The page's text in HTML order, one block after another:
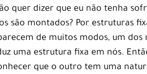
quer dizer que eu não tenha
são montados? Por estruturas
de muitos modos, um dos
uma estrutura fixa em nós.
que o outro tem uma